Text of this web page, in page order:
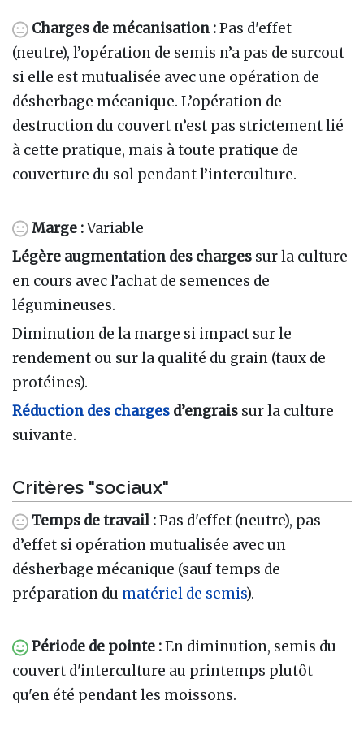
Charges de mécanisation :Pas d'effet
(neutre), l’opération de semis n’a pas de surcout
si elle est mutualisée avec une opération de
désherbage mécanique. L’opération de
destruction du couvert n’est pas strictement lié
à cette pratique, mais à toute pratique de
couverture du sol pendant l’interculture.
Marge :Variable
Légère augmentation des charges sur la culture
en cours avec l’achat de semences de
légumineuses.
Diminution de la marge si impact sur le
rendement ou sur la qualité du grain (taux de
protéines).
Réduction des charges d’engrais sur la culture
suivante.
Critères "sociaux"
Temps de travail :Pas d'effet (neutre), pas
d’effet si opération mutualisée avec un
désherbage mécanique (sauf temps de
préparation du matériel de semis).
Période de pointe :En diminution, semis du
couvert d'interculture au printemps plutôt
qu'en été pendant les moissons.